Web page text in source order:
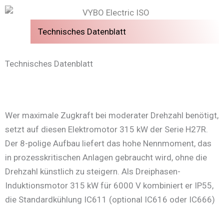
Technisches Datenblatt
Technisches Datenblatt
Wer maximale Zugkraft bei moderater Drehzahl benötigt,
setzt auf diesen Elektromotor 315 kW der Serie H27R.
Der 8-polige Aufbau liefert das hohe Nennmoment, das
in prozesskritischen Anlagen gebraucht wird, ohne die
Drehzahl künstlich zu steigern. Als Dreiphasen-
Induktionsmotor 315 kW für 6000 V kombiniert er IP55,
die Standardkühlung IC611 (optional IC616 oder IC666)